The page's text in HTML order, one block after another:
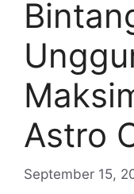
Astro
September 15,